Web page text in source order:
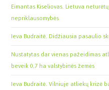
Eimantas Kiseliovas. Lietuva
nepriklausomybės
Ieva Budraitė. Didžiausia pasaulio
Nustatytas dar vienas pažeidimas
beveik 0,7 ha valstybinės žemės
Ieva Budraitė. Vilniuje atliekų krizė